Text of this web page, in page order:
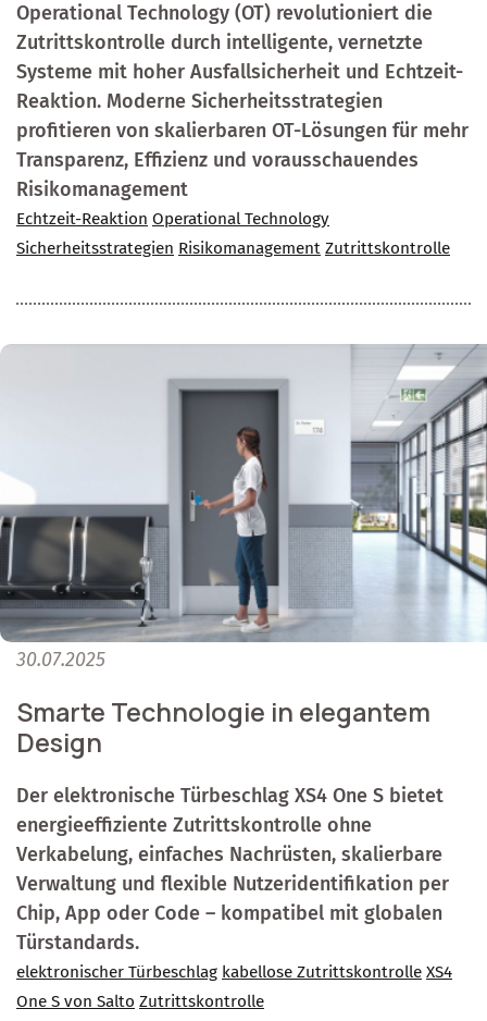
Operational Technology (OT) revolutioniert die
Zutrittskontrolle durch intelligente, vernetzte
Systeme mit hoher Ausfallsicherheit und Echtzeit-
Reaktion. Moderne Sicherheitsstrategien
profitieren von skalierbaren OT-Lösungen für mehr
Transparenz, Effizienz und vorausschauendes
Risikomanagement
Echtzeit-Reaktion Operational Technology
Sicherheitsstrategien Risikomanagement Zutrittskontrolle
30.07.2025
Smarte Technologie in elegantem
Design
Der elektronische Türbeschlag XS4 One S bietet
energieeffiziente Zutrittskontrolle ohne
Verkabelung, einfaches Nachrüsten, skalierbare
Verwaltung und flexible Nutzeridentifikation per
Chip, App oder Code – kompatibel mit globalen
Türstandards.
elektronischer Türbeschlag kabellose Zutrittskontrolle XS4
One S von Salto Zutrittskontrolle